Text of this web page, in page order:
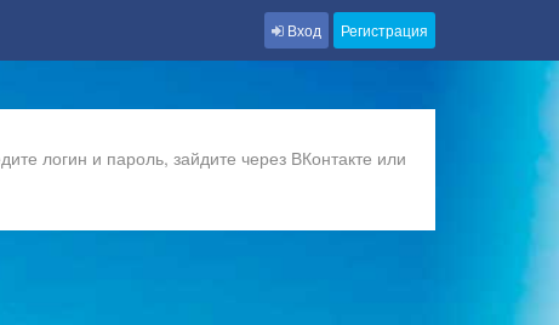
Вход Регистрация
логин и пароль, зайдите через ВКонтакте или